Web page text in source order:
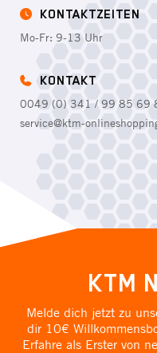
KONTAKTZEITEN
Mo-Fr: 9-13 Uhr
KONTAKT
0049 (0) 341 / 99 85 69
service@ktm-
KTM
Melde dich jetzt zu
dir 10€
Erfahre als Erster von